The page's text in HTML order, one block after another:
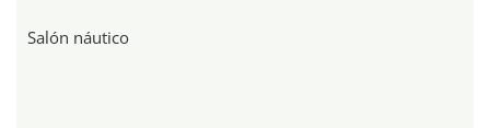
Salón náutico